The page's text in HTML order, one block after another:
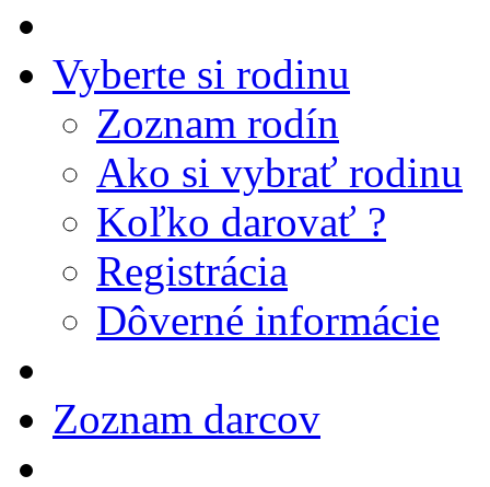
Vyberte si rodinu
Zoznam rodín
Ako si vybrať rodinu
Koľko darovať ?
Registrácia
Dôverné informácie
Zoznam darcov